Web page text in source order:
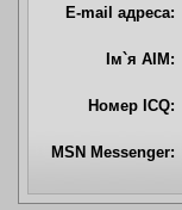
E-mail адреса:
Ім`я AIM:
Номер ICQ:
MSN Messenger: